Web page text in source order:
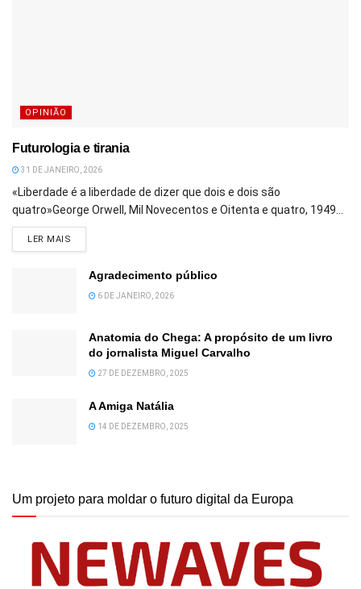
OPINIÃO
Futurologia e tirania
31 DE JANEIRO, 2026
«Liberdade é a liberdade de dizer que dois e dois são
quatro»George Orwell, Mil Novecentos e Oitenta e quatro, 1949...
LER MAIS
Agradecimento público
6 DE JANEIRO, 2026
Anatomia do Chega: A propósito de um livro
do jornalista Miguel Carvalho
27 DE DEZEMBRO, 2025
A Amiga Natália
14 DE DEZEMBRO, 2025
Um projeto para moldar o futuro digital da Europa